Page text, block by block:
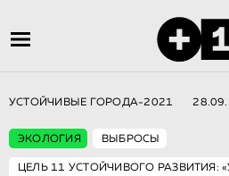
УСТОЙЧИВЫЕ ГОРОДА-2021
ЭКОЛОГИЯ ВЫБРОСЫ
ЦЕЛЬ 11 УСТОЙЧИВОГО РАЗВИТИЯ: